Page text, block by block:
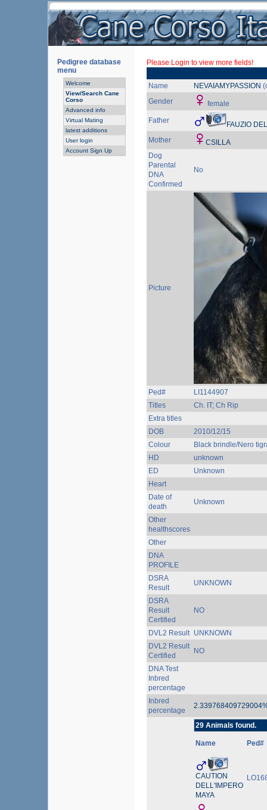
Pedigree database
menu
Welcome
View/Search Cane
Corso
Advanced info
Virtual Mating
latest additions
User login
Account Sign Up
Please Login to view more fields!
Name NEVAIAMYPASSION
Gender
female
Father
FAUZIO
Mother
CSILLA
Dog
Parental
DNA
Confirmed
No
Picture
Ped#
LI1144907
Titles
Ch. IT; Ch Rip
Extra titles
DOB
2010/12/15
Colour
Black brindle/Nero
HD
unknown
ED
Unknown
Heart
Date of
death
Unknown
Other
healthscores
Other
DNA
PROFILE
DSRA
Result
UNKNOWN
DSRA
Result
Certified
NO
DVL2 Result UNKNOWN
DVL2 Result
Certified
NO
DNA Test
Inbred
percentage
Inbred
percentage
29 Animals found.
Name Ped#
CAUTION
DELL'IMPERO
MAYA